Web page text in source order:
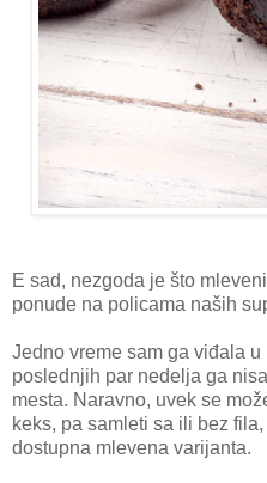
E sad, nezgoda je što
ponude na policama naših
Jedno vreme sam ga viđala
poslednjih par nedelja ga
mesta. Naravno, uvek se
keks, pa samleti sa ili bez
dostupna mlevena varijanta.